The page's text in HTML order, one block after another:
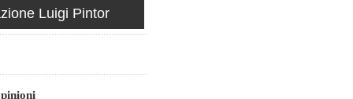
Luigi Pintor